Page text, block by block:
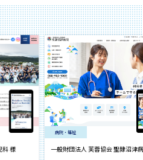
病院・福祉
一般財団法人 芙蓉協会 聖隷沼津病院 様